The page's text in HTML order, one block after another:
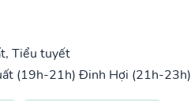
Tiểu tuyết
(19h-21h) Đinh Hợi (21h-23h)